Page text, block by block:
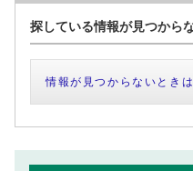
探している情報が見つから
情報が見つからないときは